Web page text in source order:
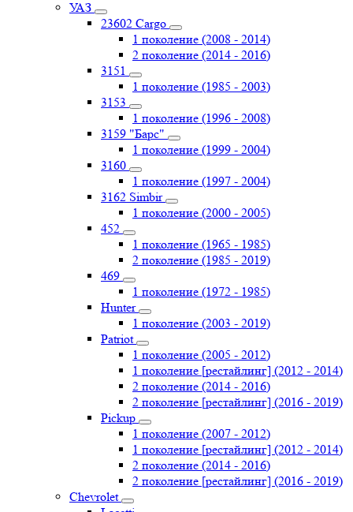
УАЗ
23602 Cargo
1 поколение (2008 - 2014)
2 поколение (2014 - 2016)
3151
1 поколение (1985 - 2003)
3153
1 поколение (1996 - 2008)
3159 "Барс"
1 поколение (1999 - 2004)
3160
1 поколение (1997 - 2004)
3162 Simbir
1 поколение (2000 - 2005)
452
1 поколение (1965 - 1985)
2 поколение (1985 - 2019)
469
1 поколение (1972 - 1985)
Hunter
1 поколение (2003 - 2019)
Patriot
1 поколение (2005 - 2012)
1 поколение [рестайлинг] (2012 - 2014)
2 поколение (2014 - 2016)
2 поколение [рестайлинг] (2016 - 2019)
Pickup
1 поколение (2007 - 2012)
1 поколение [рестайлинг] (2012 - 2014)
2 поколение (2014 - 2016)
2 поколение [рестайлинг] (2016 - 2019)
Chevrolet